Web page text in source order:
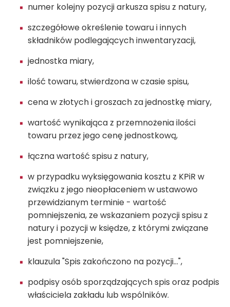
numer kolejny pozycji arkusza spisu z natury,
szczegółowe określenie towaru i innych
składników podlegających inwentaryzacji,
jednostka miary,
ilość towaru, stwierdzona w czasie spisu,
cena w złotych i groszach za jednostkę miary,
wartość wynikająca z przemnożenia ilości
towaru przez jego cenę jednostkową,
łączna wartość spisu z natury,
w przypadku wyksięgowania kosztu z KPiR w
związku z jego nieopłaceniem w ustawowo
przewidzianym terminie - wartość
pomniejszenia, ze wskazaniem pozycji spisu z
natury i pozycji w księdze, z którymi związane
jest pomniejszenie,
klauzula "Spis zakończono na pozycji...",
podpisy osób sporządzających spis oraz podpis
właściciela zakładu lub wspólników.